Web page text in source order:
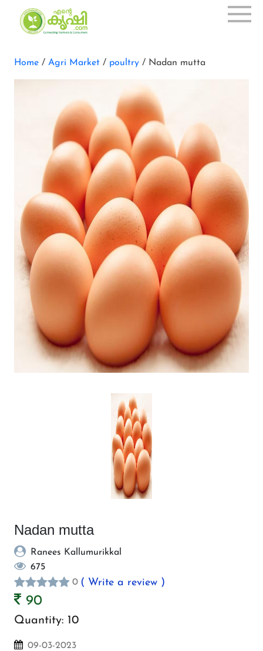
Home / Agri Market / poultry / Nadan mutta
Nadan mutta
Ranees Kallumurikkal
675
0 ( Write a review )
90
Quantity: 10
09-03-2023